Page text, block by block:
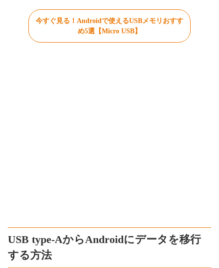
今すぐ見る！Androidで使えるUSBメモリおすす
め5選【Micro USB】
USB type-AからAndroidにデータを移行
する方法